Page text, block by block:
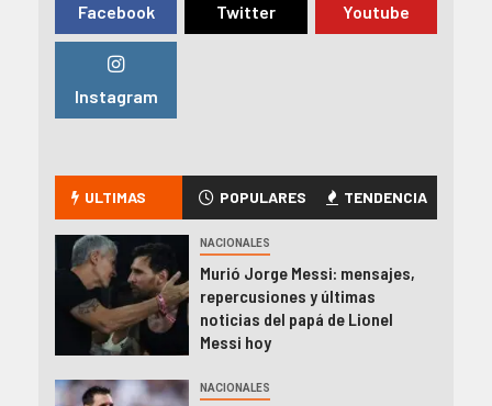
Facebook Twitter Youtube
Instagram
ULTIMAS POPULARES TENDENCIA
NACIONALES
Murió Jorge Messi: mensajes,
repercusiones y últimas
noticias del papá de Lionel
Messi hoy
NACIONALES